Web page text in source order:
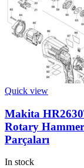
Quick view
Makita
Rotary
Parçaları
In stock